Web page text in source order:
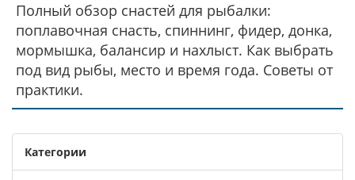
Полный обзор снастей для рыбалки:
поплавочная снасть, спиннинг, фидер, донка,
мормышка, балансир и нахлыст. Как выбрать
под вид рыбы, место и время года. Советы от
практики.
Категории